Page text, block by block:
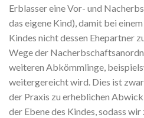
Erblasser eine Vor- und
das eigene Kind), damit bei
Kindes nicht dessen Ehepartner
Wege der
weiteren Abkömmlinge,
weitergereicht wird. Dies ist
der Praxis zu erheblichen
der Ebene des Kindes, sodass